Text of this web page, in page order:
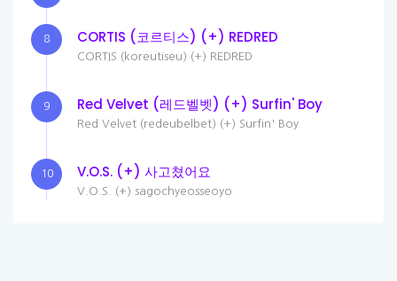
8 CORTIS (코르티스) (+) REDRED
CORTIS (koreutiseu) (+) REDRED
9 Red Velvet (레드벨벳) (+) Surfin' Boy
Red Velvet (redeubelbet) (+) Surfin' Boy
10 V.O.S. (+) 사고쳤어요
V.O.S. (+) sagochyeosseoyo